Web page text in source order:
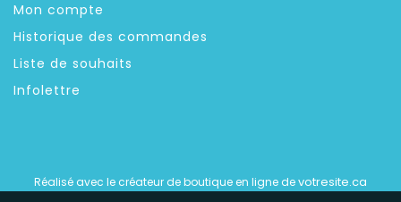
Mon compte
Historique des commandes
Liste de souhaits
Infolettre
Réalisé avec le créateur de boutique en ligne devotresite.ca